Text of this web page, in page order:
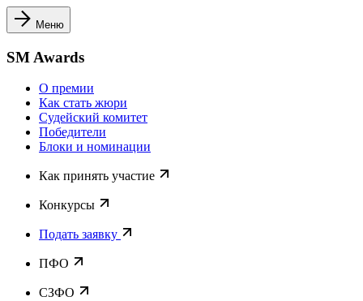
Меню
SM Awards
О премии
Как стать жюри
Судейский комитет
Победители
Блоки и номинации
Как принять участие
Конкурсы
Подать заявку
ПФО
СЗФО